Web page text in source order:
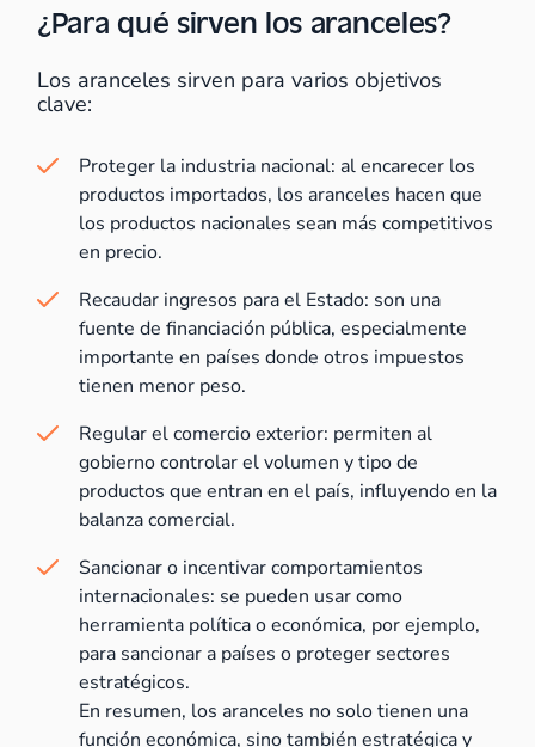
¿Para qué sirven los aranceles?
Los aranceles sirven para varios objetivos
clave:
Proteger la industria nacional: al encarecer los
productos importados, los aranceles hacen que
los productos nacionales sean más competitivos
en precio.
Recaudar ingresos para el Estado: son una
fuente de financiación pública, especialmente
importante en países donde otros impuestos
tienen menor peso.
Regular el comercio exterior: permiten al
gobierno controlar el volumen y tipo de
productos que entran en el país, influyendo en la
balanza comercial.
Sancionar o incentivar comportamientos
internacionales: se pueden usar como
herramienta política o económica, por ejemplo,
para sancionar a países o proteger sectores
estratégicos.
En resumen, los aranceles no solo tienen una
función económica, sino también estratégica y